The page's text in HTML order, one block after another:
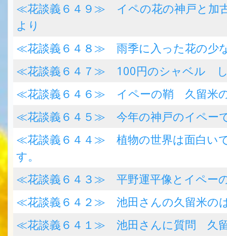
≪花談義６４９≫ イペの花の神戸と加
より
≪花談義６４８≫ 雨季に入った花の少
≪花談義６４７≫ 100円のシャベル し
≪花談義６４６≫ イペーの鞘 久留米
≪花談義６４５≫ 今年の神戸のイペー
≪花談義６４４≫ 植物の世界は面白い
す。
≪花談義６４３≫ 平野運平像とイペー
≪花談義６４２≫ 池田さんの久留米の
≪花談義６４１≫ 池田さんに質問 久